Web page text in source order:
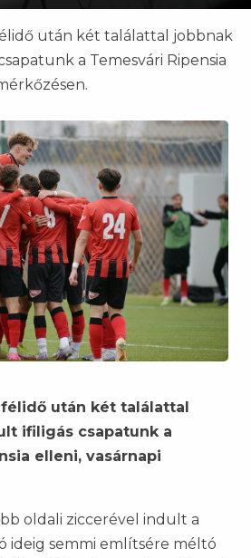
után két találattal jobbnak
a Temesvári Ripensia
után két találattal
ifiligás csapatunk a
elleni, vasárnapi
oldali ziccerével indult a
ideig semmi említsére méltó